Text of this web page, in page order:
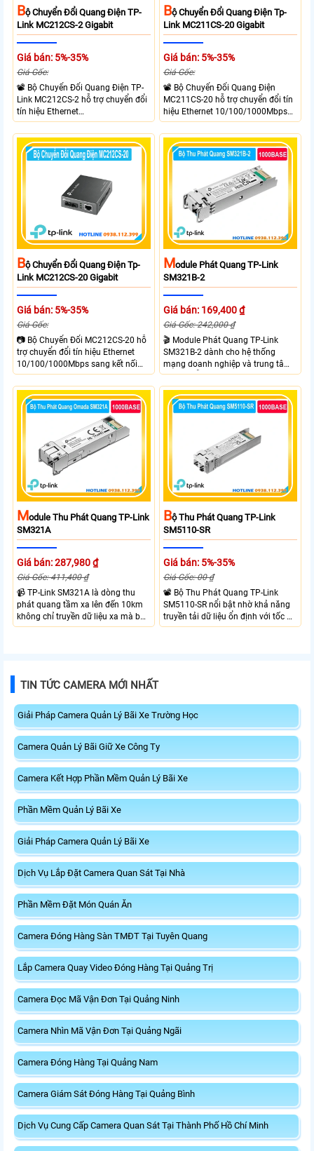
BỘ Chuyển Đổi Quang Điện TP-
Link MC212CS-2 Gigabit
Giá bán: 5%-35%
Giá Gốc:
📽 Bộ Chuyển Đổi Quang Điện TP-
Link MC212CS-2 hỗ trợ chuyển đổi
tín hiệu Ethernet
10/100/1000Mbps sang kết nối
cáp quang Gigabit Single Mode SC
WDM hai chiều. Trang bị 1 cổng
RJ45 Gigabit Auto MDI/MDIX và 1
chiều đồng thời lên đến 20km.
BỘ Chuyển Đổi Quang Điện Tp-
Link MC211CS-20 Gigabit
Giá bán: 5%-35%
Giá Gốc:
📽 Bộ Chuyển Đổi Quang Điện
MC211CS-20 hỗ trợ chuyển đổi tín
hiệu Ethernet 10/100/1000Mbps
sang kết nối cáp quang Gigabit
Single Mode SC WDM hai chiều.
Trang bị 1 cổng RJ45 Gigabit Auto
MDI/MDIX và 1 cổng SC Gigabit hỗ
trợ truyền dữ liệu hai chiều đồng
thời lên đến 20km.
BỘ Chuyển Đổi Quang Điện Tp-
Link MC212CS-20 Gigabit
Giá bán: 5%-35%
Giá Gốc:
📷 Bộ Chuyển Đổi MC212CS-20 hỗ
trợ chuyển đổi tín hiệu Ethernet
10/100/1000Mbps sang kết nối
cáp quang Gigabit Single Mode SC
WDM hai chiều. Trang bị 1 cổng
RJ45 Gigabit Auto MDI/MDIX và 1
cổng SC Gigabit truyền dữ liệu hai
chiều đồng thời với khoảng cách
lên đến 20km. Sử dụng bước sóng
Tx 1550nm, Rx 1310nm và hỗ trợ
khung gắn TL FC1420 để đặt trên
MOdule Phát Quang TP-Link
SM321B-2
Giá bán: 169,400 ₫
Giá Gốc: 242,000 ₫
🎬 Module Phát Quang TP-Link
SM321B-2 dành cho hệ thống
mạng doanh nghiệp và trung tâm
dữ liệu hỗ trợ tốc độ truyền tải
1.25Gbps, truyền xa đến 2km trên
cáp quang Single-Mode
MOdule Thu Phát Quang TP-Link
SM321A
Giá bán: 287,980 ₫
Giá Gốc: 411,400 ₫
📹 TP-Link SM321A là dòng thu
phát quang tầm xa lên đến 10km
không chỉ truyền dữ liệu xa mà bộ
thu phát quang này của TP-Link
BỘ Thu Phát Quang TP-Link
SM5110-SR
Giá bán: 5%-35%
Giá Gốc: 00 ₫
📽 Bộ Thu Phát Quang TP-Link
SM5110-SR nổi bật nhờ khả năng
truyền tải dữ liệu ổn định với tốc độ
cao lên đến 10Gbps và truyền tải đi
TIN TỨC CAMERA MỚI NHẤT
Giải Pháp Camera Quản Lý Bãi Xe Trường Học
Camera Quản Lý Bãi Giữ Xe Công Ty
Camera Kết Hợp Phần Mềm Quản Lý Bãi Xe
Phần Mềm Quản Lý Bãi Xe
Giải Pháp Camera Quản Lý Bãi Xe
Dịch Vụ Lắp Đặt Camera Quan Sát Tại Nhà
Phần Mềm Đặt Món Quán Ăn
Camera Đóng Hàng Sàn TMĐT Tại Tuyên Quang
Lắp Camera Quay Video Đóng Hàng Tại Quảng Trị
Camera Đọc Mã Vận Đơn Tại Quảng Ninh
Camera Nhìn Mã Vận Đơn Tại Quảng Ngãi
Camera Đóng Hàng Tại Quảng Nam
Camera Giám Sát Đóng Hàng Tại Quảng Bình
Dịch Vụ Cung Cấp Camera Quan Sát Tại Thành Phố Hồ Chí Minh